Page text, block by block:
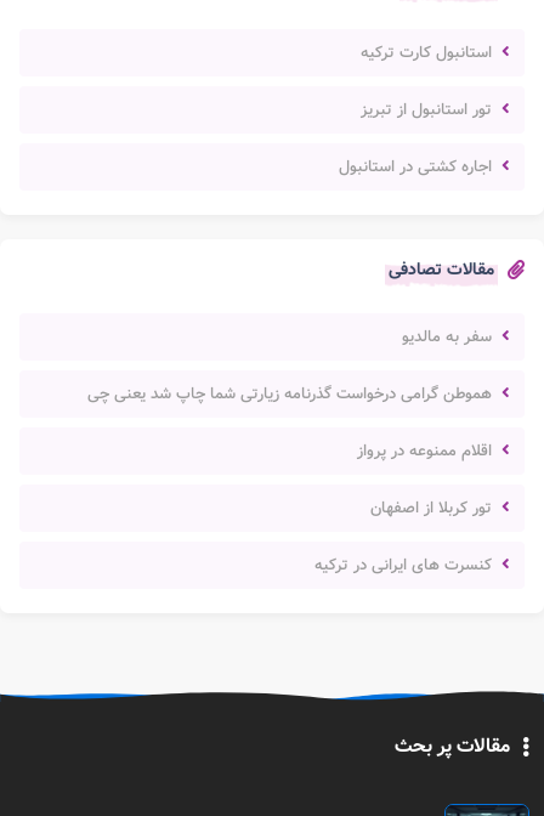
استانبول کارت ترکیه
تور استانبول از تبریز
اجاره کشتی در استانبول
مقالات تصادفی
سفر به مالدیو
هموطن گرامی درخواست گذرنامه زيارتی شما چاپ شد یعنی چی
اقلام ممنوعه در پرواز
تور کربلا از اصفهان
کنسرت های ایرانی در ترکیه
مقالات پر بحث